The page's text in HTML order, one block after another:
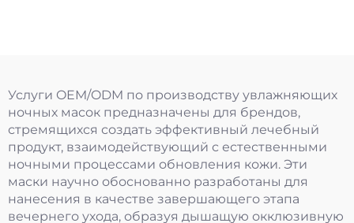
Услуги OEM/ODM по производству увлажняющих
ночных масок предназначены для брендов,
стремящихся создать эффективный лечебный
продукт, взаимодействующий с естественными
ночными процессами обновления кожи. Эти
маски научно обоснованно разработаны для
нанесения в качестве завершающего этапа
вечернего ухода, образуя дышащую окклюзивную